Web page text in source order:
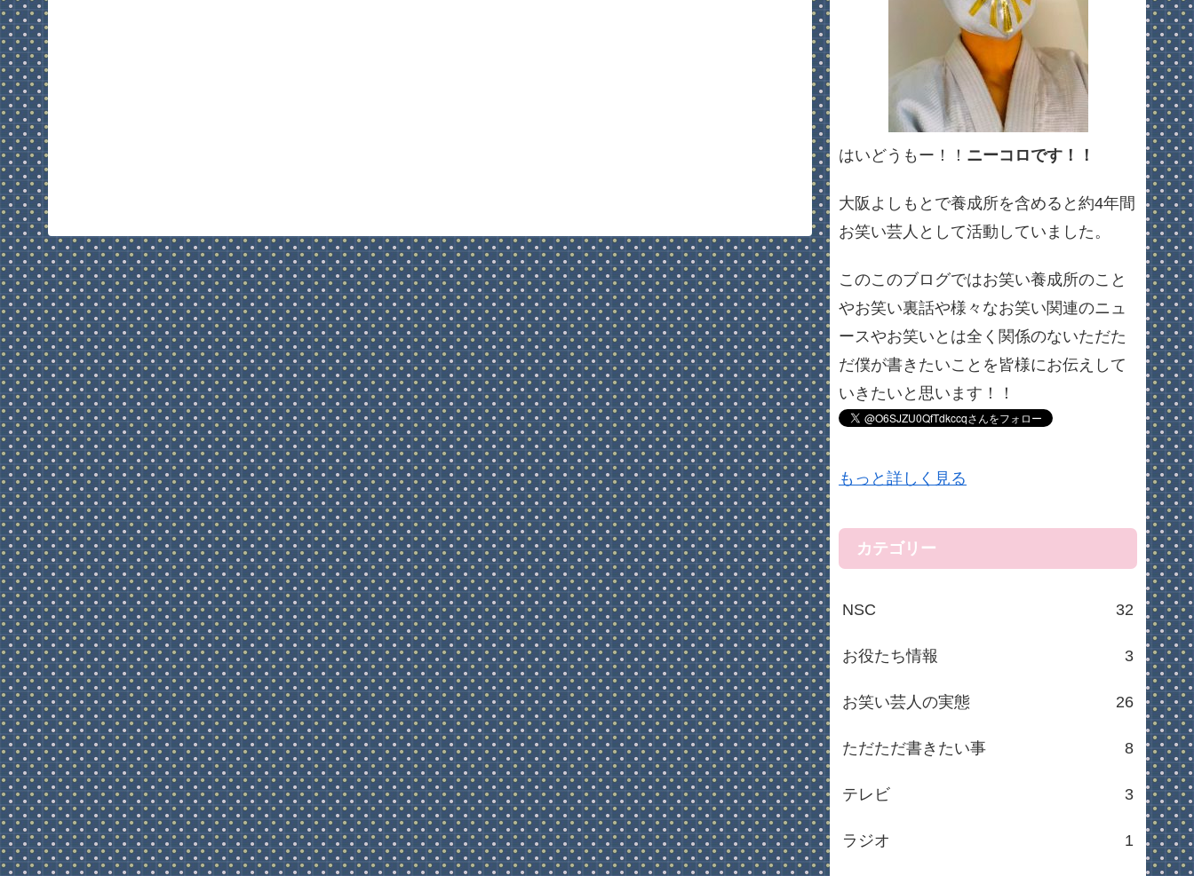
はいどうもー！！ ニーコロです！！
大阪よしもとで養成所を含めると約4年間
お笑い芸人として活動していました。
このこのブログではお笑い養成所のこと
やお笑い裏話や様々なお笑い関連のニュ
ースやお笑いとは全く関係のないただた
だ僕が書きたいことを皆様にお伝えして
いきたいと思います！！
もっと詳しく見る
カテゴリー
NSC 32
お役たち情報 3
お笑い芸人の実態 26
ただただ書きたい事 8
テレビ 3
ラジオ 1